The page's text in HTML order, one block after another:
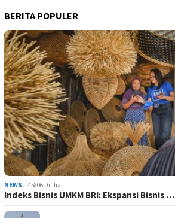
BERITA POPULER
NEWS 45806 Dilihat
Indeks Bisnis UMKM BRI: Ekspansi Bisnis …